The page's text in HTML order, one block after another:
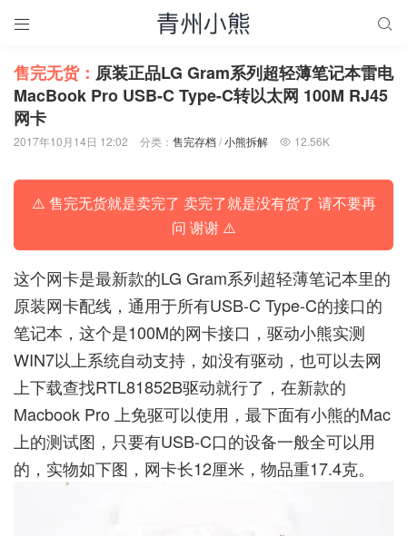
 
售完无货： 原装正品LG Gram系列超轻薄笔记本雷电
MacBook Pro USB-C Type-C转以太网 100M RJ45
网卡
2017年10月14日 12:02 分类： 售完存档/小熊拆解  12.56K
⚠️ 售完无货就是卖完了 卖完了就是没有货了 请不要再
问 谢谢 ⚠️
这个网卡是最新款的LG Gram系列超轻薄笔记本里的
原装网卡配线，通用于所有USB-C Type-C的接口的
笔记本，这个是100M的网卡接口，驱动小熊实测
WIN7以上系统自动支持，如没有驱动，也可以去网
上下载查找RTL81852B驱动就行了，在新款的
Macbook Pro 上免驱可以使用，最下面有小熊的Mac
上的测试图，只要有USB-C口的设备一般全可以用
的，实物如下图，网卡长12厘米，物品重17.4克。